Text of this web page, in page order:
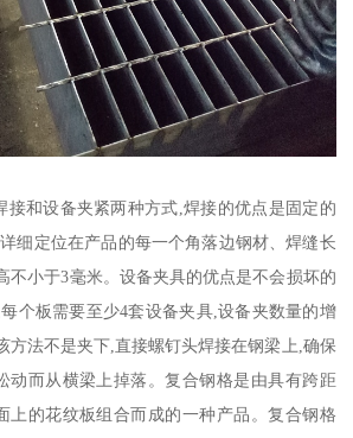
接和设备夹紧两种方式,焊接的优点是固定的
细定位在产品的每一个角落边钢材、焊缝长
不小于3毫米。设备夹具的优点是不会损坏的
个板需要至少4套设备夹具,设备夹数量的增
方法不是夹下,直接螺钉头焊接在钢梁上,确保
动而从横梁上掉落。复合钢格是由具有跨距
上的花纹板组合而成的一种产品。复合钢格